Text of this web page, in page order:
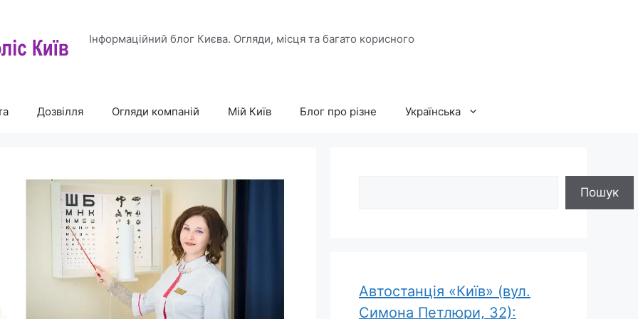
Інформаційний блог Києва. Огляди, місця та багато корисного
Дозвілля Огляди компаній Мій Київ Блог про різне Українська
Пошук
Автостанція «Київ» (вул.
Симона Петлюри, 32):